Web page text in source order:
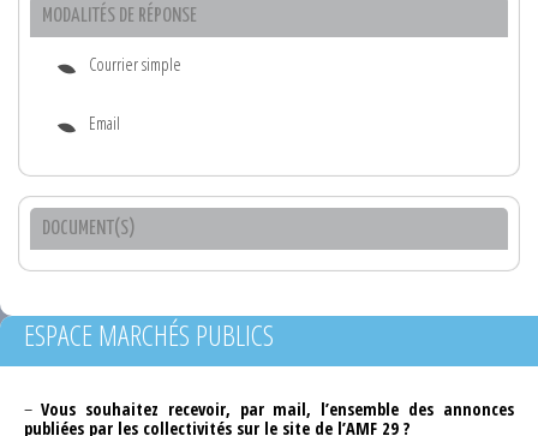
MODALITÉS DE RÉPONSE
Courrier simple
Email
DOCUMENT(S)
ESPACE MARCHÉS PUBLICS
– Vous souhaitez recevoir, par mail, l’ensemble des annonces
publiées par les collectivités sur le site de l’AMF 29 ?